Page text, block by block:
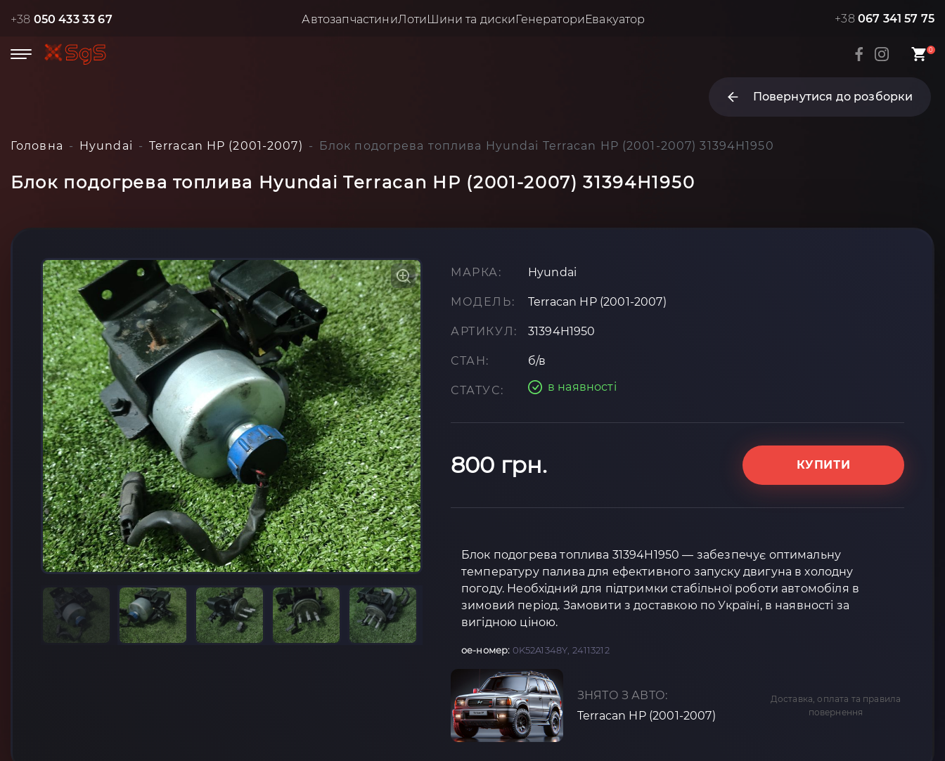
+38 050 433 33 67 АвтозапчастиниЛотиШини та дискиГенераториЕвакуатор +38 067 341 57 75
0
Повернутися до розборки
Головна Hyundai Terracan HP (2001-2007) Блок подогрева топлива Hyundai Terracan HP (2001-2007) 31394H1950
Блок подогрева топлива Hyundai Terracan HP (2001-2007) 31394H1950
МАРКА: Hyundai
МОДЕЛЬ: Terracan HP (2001-2007)
АРТИКУЛ: 31394H1950
СТАН: б/в
СТАТУС: в наявності
800 грн. КУПИТИ
Блок подогрева топлива 31394H1950 — забезпечує оптимальну
температуру палива для ефективного запуску двигуна в холодну
погоду. Необхідний для підтримки стабільної роботи автомобіля в
зимовий період. Замовити з доставкою по Україні, в наявності за
вигідною ціною.
oe-номер: 0K52A1348Y, 24113212
ЗНЯТО З АВТО:
Terracan HP (2001-2007)
Доставка, оплата та правила
повернення